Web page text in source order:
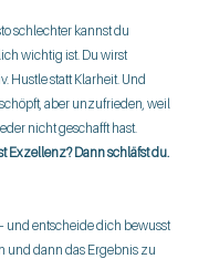
schlechter kannst du
wichtig ist. Du wirst
Hustle statt Klarheit. Und
aber unzufrieden, weil
nicht geschafft hast.
Exzellenz? Dann schläfst du.
und entscheide dich bewusst
und dann das Ergebnis zu